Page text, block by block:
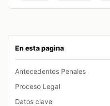
En esta pagina
Antecedentes Penales
Proceso Legal
Datos clave